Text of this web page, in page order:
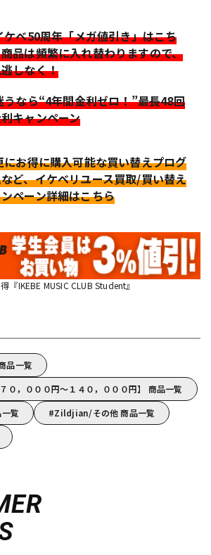
ケベ50周年「メガ値引き」はこち
品は頻繁に入れ替わりますので、
しなく！
うなら“4年間金利ゼロ！”最長48回
キャンペーン
にお得に購入可能な買い替えプログ
ど、イケベリユース買取/買い替え
ペーン詳細はこちら
『IKEBE MUSIC CLUB Student』
品一覧
，０００円～１４０，０００円】 商品一覧
覧
Zildjian/その他 商品一覧